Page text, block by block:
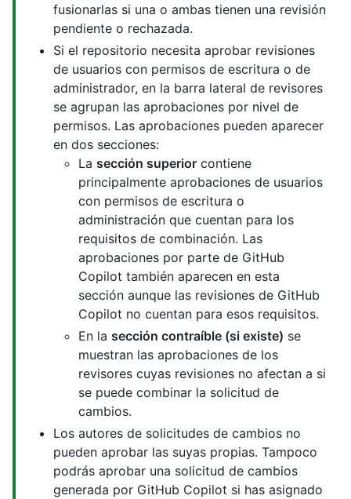
fusionarlas si una o ambas tienen una revisión
pendiente o rechazada.
Si el repositorio necesita aprobar revisiones
de usuarios con permisos de escritura o de
administrador, en la barra lateral de revisores
se agrupan las aprobaciones por nivel de
permisos. Las aprobaciones pueden aparecer
en dos secciones:
La sección superior contiene
principalmente aprobaciones de usuarios
con permisos de escritura o
administración que cuentan para los
requisitos de combinación. Las
aprobaciones por parte de GitHub
Copilot también aparecen en esta
sección aunque las revisiones de GitHub
Copilot no cuentan para esos requisitos.
En la sección contraíble (si existe) se
muestran las aprobaciones de los
revisores cuyas revisiones no afectan a si
se puede combinar la solicitud de
cambios.
Los autores de solicitudes de cambios no
pueden aprobar las suyas propias. Tampoco
podrás aprobar una solicitud de cambios
generada por GitHub Copilot si has asignado